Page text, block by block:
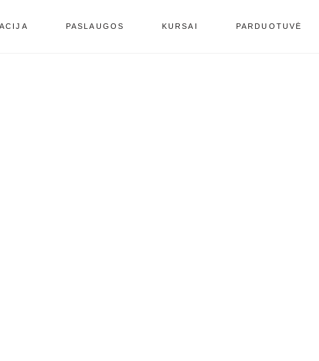
PASLAUGOS KURSAI PARDUOTUVĖ